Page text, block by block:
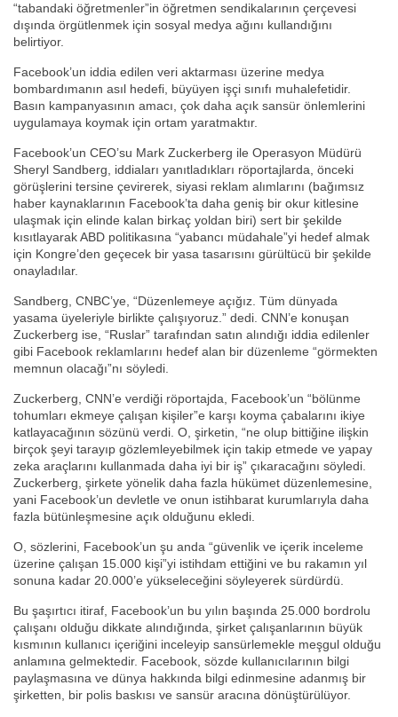
“tabandaki öğretmenler”in öğretmen sendikalarının çerçevesi
dışında örgütlenmek için sosyal medya ağını kullandığını
belirtiyor.
Facebook’un iddia edilen veri aktarması üzerine medya
bombardımanın asıl hedefi, büyüyen işçi sınıfı muhalefetidir.
Basın kampanyasının amacı, çok daha açık sansür önlemlerini
uygulamaya koymak için ortam yaratmaktır.
Facebook’un CEO’su Mark Zuckerberg ile Operasyon Müdürü
Sheryl Sandberg, iddiaları yanıtladıkları röportajlarda, önceki
görüşlerini tersine çevirerek, siyasi reklam alımlarını (bağımsız
haber kaynaklarının Facebook’ta daha geniş bir okur kitlesine
ulaşmak için elinde kalan birkaç yoldan biri) sert bir şekilde
kısıtlayarak ABD politikasına “yabancı müdahale”yi hedef almak
için Kongre’den geçecek bir yasa tasarısını gürültücü bir şekilde
onayladılar.
Sandberg, CNBC’ye, “Düzenlemeye açığız. Tüm dünyada
yasama üyeleriyle birlikte çalışıyoruz.” dedi. CNN’e konuşan
Zuckerberg ise, “Ruslar” tarafından satın alındığı iddia edilenler
gibi Facebook reklamlarını hedef alan bir düzenleme “görmekten
memnun olacağı”nı söyledi.
Zuckerberg, CNN’e verdiği röportajda, Facebook’un “bölünme
tohumları ekmeye çalışan kişiler”e karşı koyma çabalarını ikiye
katlayacağının sözünü verdi. O, şirketin, “ne olup bittiğine ilişkin
birçok şeyi tarayıp gözlemleyebilmek için takip etmede ve yapay
zeka araçlarını kullanmada daha iyi bir iş” çıkaracağını söyledi.
Zuckerberg, şirkete yönelik daha fazla hükümet düzenlemesine,
yani Facebook’un devletle ve onun istihbarat kurumlarıyla daha
fazla bütünleşmesine açık olduğunu ekledi.
O, sözlerini, Facebook’un şu anda “güvenlik ve içerik inceleme
üzerine çalışan 15.000 kişi”yi istihdam ettiğini ve bu rakamın yıl
sonuna kadar 20.000’e yükseleceğini söyleyerek sürdürdü.
Bu şaşırtıcı itiraf, Facebook’un bu yılın başında 25.000 bordrolu
çalışanı olduğu dikkate alındığında, şirket çalışanlarının büyük
kısmının kullanıcı içeriğini inceleyip sansürlemekle meşgul olduğu
anlamına gelmektedir. Facebook, sözde kullanıcılarının bilgi
paylaşmasına ve dünya hakkında bilgi edinmesine adanmış bir
şirketten, bir polis baskısı ve sansür aracına dönüştürülüyor.